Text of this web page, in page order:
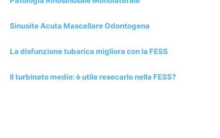
Sinusite Acuta Mascellare Odontogena
La disfunzione tubarica migliora con la FESS
Il turbinato medio: è utile resecarlo nella FESS?